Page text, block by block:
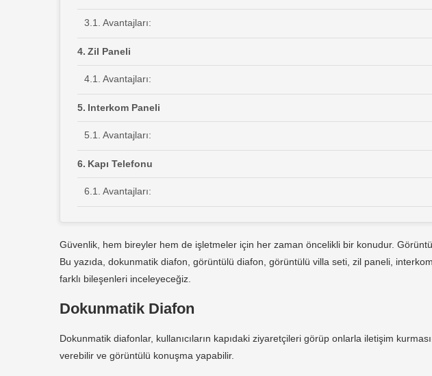
Avantajları:
Zil Paneli
Avantajları:
Interkom Paneli
Avantajları:
Kapı Telefonu
Avantajları:
Avantajları:
Çok Daireli Giriş Paneli
Avantajları:
Avantajları:
Güvenlik, hem bireyler hem de işletmeler için her zaman öncelikli bir konudur.
Bu yazıda, dokunmatik diafon, görüntülü diafon, görüntülü villa seti, zil paneli,
farklı bileşenleri inceleyeceğiz.
Dokunmatik Diafon
Dokunmatik diafonlar, kullanıcıların kapıdaki ziyaretçileri görüp onlarla iletişim
verebilir ve görüntülü konuşma yapabilir.